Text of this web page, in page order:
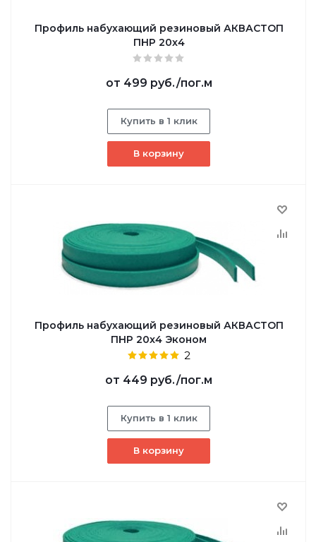
Профиль набухающий резиновый АКВАСТОП
ПНР 20x4
от 499 руб./пог.м
Купить в 1 клик
В корзину
Профиль набухающий резиновый АКВАСТОП
ПНР 20x4 Эконом
2
от 449 руб./пог.м
Купить в 1 клик
В корзину